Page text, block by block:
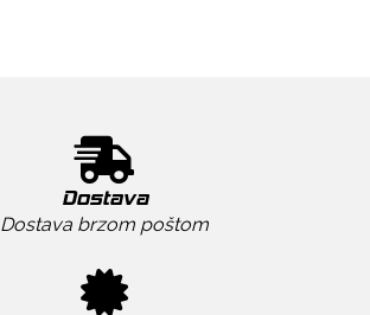
Dostava
Dostava brzom poštom